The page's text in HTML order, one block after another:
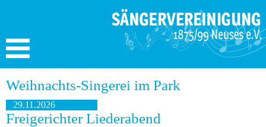
Weihnachts-Singerei im Park
29.11.2026
Freigerichter Liederabend